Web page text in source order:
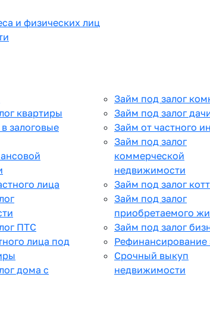
и физических лиц
квартиры
залоговые
лица
ПТС
лица под
дома с
Займ под залог
Займ под залог
Займ от частного
Займ под залог
коммерческой
недвижимости
Займ под залог
Займ под залог
приобретаемого
Займ под залог
Рефинансирование
Срочный выкуп
недвижимости